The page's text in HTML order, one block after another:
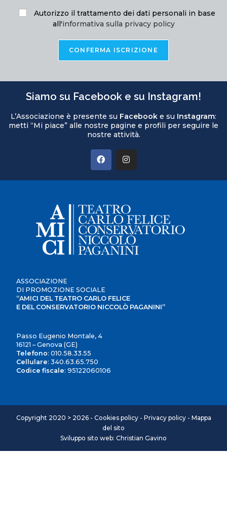
Autorizzo il trattamento dei dati personali in base
all'informativa sulla privacy policy
Siamo su Facebook e su Instagram!
L’Associazione è presente su Facebook e su Instagram:
metti “Mi piace” alle nostre pagine e profili per seguire le
nostre attività.
ASSOCIAZIONE
DI PROMOZIONE SOCIALE
“AMICI DEL TEATRO CARLO FELICE
E DEL CONSERVATORIO NICCOLÒ PAGANINI”
Passo Eugenio Montale, 4
16121 – Genova (GE)
Telefono:010.58.33.55
Cellulare:340.63.65.750
Codice fiscale: 95122060106
Copyright 2020 > 2026 - Cookies policy- Privacy policy- Mappa
del sito
Sviluppo sito web: Christian Gavino